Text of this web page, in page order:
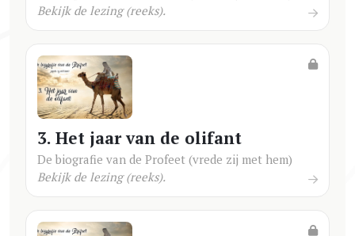
Bekijk de lezing (reeks).
3. Het jaar van de olifant
De biografie van de Profeet (vrede zij met hem)
Bekijk de lezing (reeks).